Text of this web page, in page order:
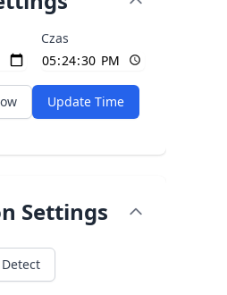
Czas
Update Time
Settings